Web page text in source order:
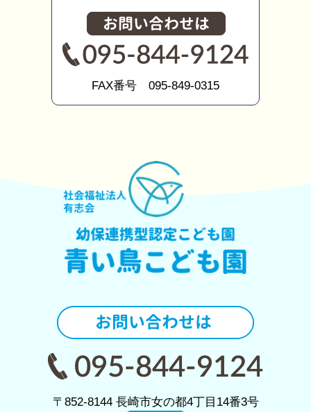
FAX番号 095-849-0315
〒852-8144 長崎市女の都4丁目14番3号